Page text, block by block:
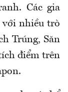
Các gia
với nhiều trò
Trúng, Săn
điểm trên